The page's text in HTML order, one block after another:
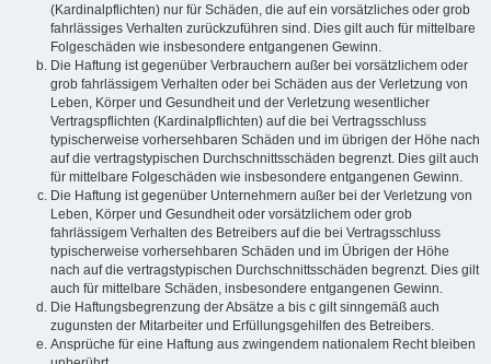
(Kardinalpflichten) nur für Schäden, die auf ein vorsätzliches oder grob
fahrlässiges Verhalten zurückzuführen sind. Dies gilt auch für mittelbare
Folgeschäden wie insbesondere entgangenen Gewinn.
Die Haftung ist gegenüber Verbrauchern außer bei vorsätzlichem oder
grob fahrlässigem Verhalten oder bei Schäden aus der Verletzung von
Leben, Körper und Gesundheit und der Verletzung wesentlicher
Vertragspflichten (Kardinalpflichten) auf die bei Vertragsschluss
typischerweise vorhersehbaren Schäden und im übrigen der Höhe nach
auf die vertragstypischen Durchschnittsschäden begrenzt. Dies gilt auch
für mittelbare Folgeschäden wie insbesondere entgangenen Gewinn.
Die Haftung ist gegenüber Unternehmern außer bei der Verletzung von
Leben, Körper und Gesundheit oder vorsätzlichem oder grob
fahrlässigem Verhalten des Betreibers auf die bei Vertragsschluss
typischerweise vorhersehbaren Schäden und im Übrigen der Höhe
nach auf die vertragstypischen Durchschnittsschäden begrenzt. Dies gilt
auch für mittelbare Schäden, insbesondere entgangenen Gewinn.
Die Haftungsbegrenzung der Absätze a bis c gilt sinngemäß auch
zugunsten der Mitarbeiter und Erfüllungsgehilfen des Betreibers.
Ansprüche für eine Haftung aus zwingendem nationalem Recht bleiben